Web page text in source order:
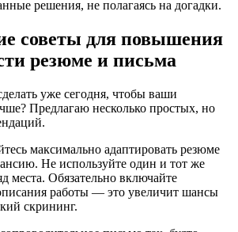
решения, не полагаясь на догадки.
советы для повышения
резюме и письма
уже сегодня, чтобы ваши
Предлагаю несколько простых, но
максимально адаптировать резюме
Не используйте один и тот же
места. Обязательно включайте
работы — это увеличит шансы
скрининг.